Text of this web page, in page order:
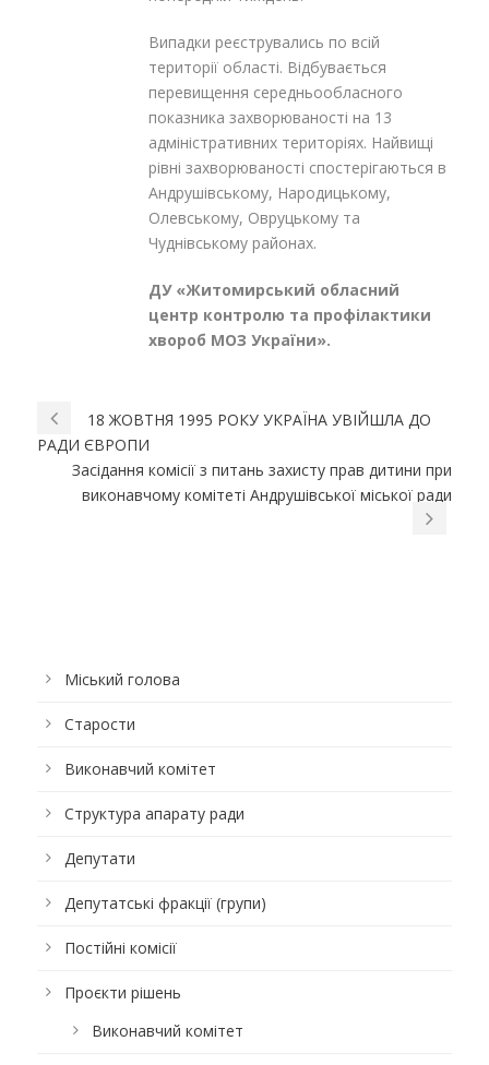
Випадки реєструвались по всій
території області. Відбувається
перевищення середньообласного
показника захворюваності на 13
адміністративних територіях. Найвищі
рівні захворюваності спостерігаються в
Андрушівському, Народицькому,
Олевському, Овруцькому та
Чуднівському районах.
ДУ «Житомирський обласний
центр контролю та профілактики
хвороб МОЗ України».
18 ЖОВТНЯ 1995 РОКУ УКРАЇНА УВІЙШЛА ДО
РАДИ ЄВРОПИ
Засідання комісії з питань захисту прав дитини при
виконавчому комітеті Андрушівської міської ради
Міський голова
Старости
Виконавчий комітет
Структура апарату ради
Депутати
Депутатські фракції (групи)
Постійні комісії
Проєкти рішень
Виконавчий комітет